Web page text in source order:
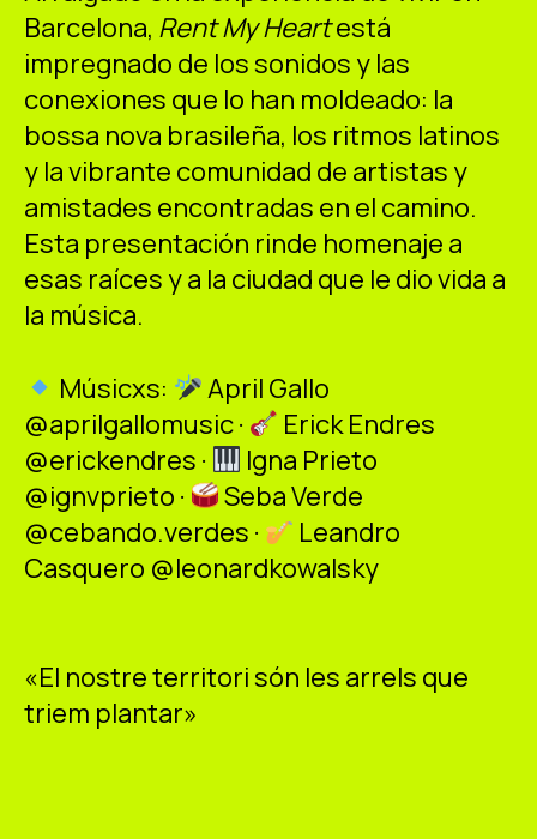
Barcelona, Rent My Heartestá
impregnado de los sonidos y las
conexiones que lo han moldeado: la
bossa nova brasileña, los ritmos latinos
y la vibrante comunidad de artistas y
amistades encontradas en el camino.
Esta presentación rinde homenaje a
esas raíces y a la ciudad que le dio vida a
la música.
Músicxs:
April Gallo
@aprilgallomusic ·
Erick Endres
@erickendres ·
Igna Prieto
@ignvprieto ·
Seba Verde
@cebando.verdes ·
Leandro
Casquero @leonardkowalsky
«El nostre territori són les arrels que
triem plantar»